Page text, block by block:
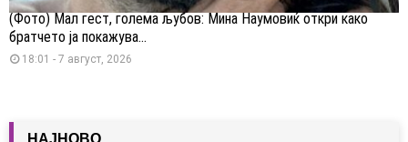
(Фото) Мал гест, голема љубов: Мина Наумовиќ откри како
братчето ја покажува...
18:01 - 7 август, 2026
НАЈНОВО